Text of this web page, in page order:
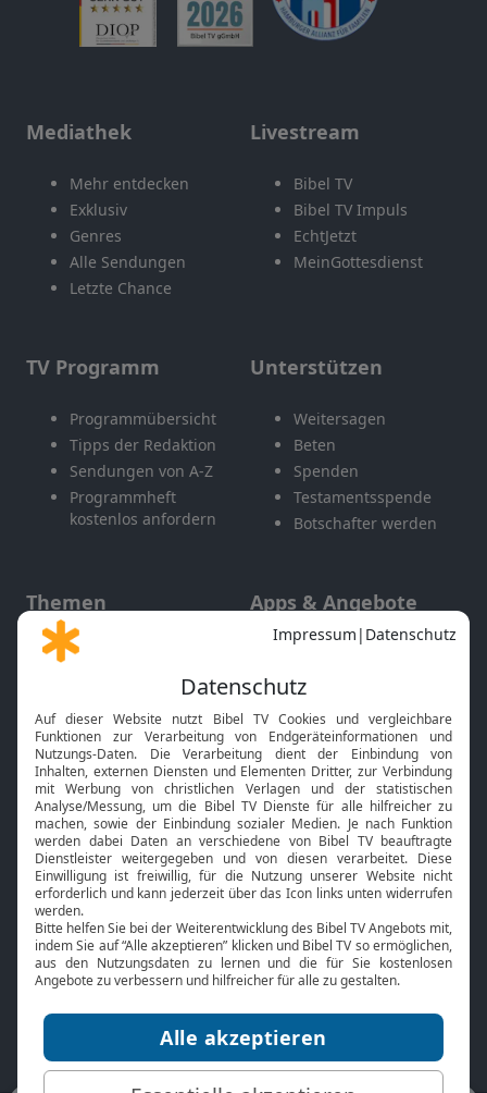
Mediathek
Mehr entdecken
Exklusiv
Genres
Alle Sendungen
Letzte Chance
Livestream
Bibel TV
Bibel TV Impuls
EchtJetzt
MeinGottesdienst
TV Programm
Programmübersicht
Tipps der Redaktion
Sendungen von A-Z
Programmheft
kostenlos anfordern
Unterstützen
Weitersagen
Beten
Spenden
Testamentsspende
Botschafter werden
Themen
Gott und Bibel erklärt
Neuigkeiten
Apps & Angebote
Mobile App
Smart TV
HbbTV
Bibelthek Online-Bibel
Nächster Gottesdienst
Bibel TV
Über uns
Jobs
Mediadaten
Service
Kontakt
TV-Empfang